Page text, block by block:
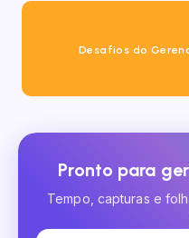
Desafios do
Pronto para
Tempo, capturas e